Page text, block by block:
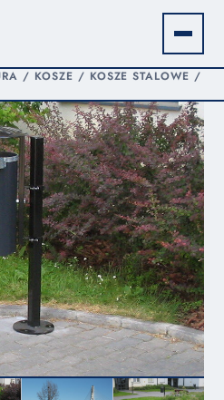
/ KOSZE / KOSZE STALOWE /